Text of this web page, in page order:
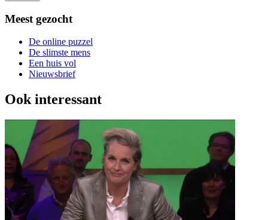
Meest gezocht
De online puzzel
De slimste mens
Een huis vol
Nieuwsbrief
Ook interessant